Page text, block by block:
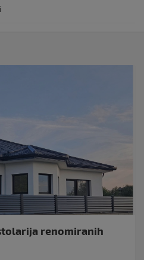
renomiranih